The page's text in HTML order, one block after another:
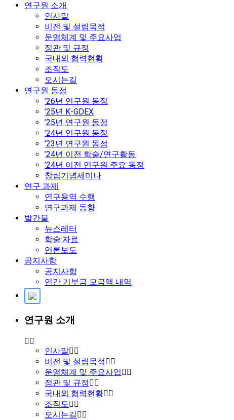
연구원 소개
인사말
비전 및 설립목적
운영체계 및 주요사업
정관 및 규정
국내외 협력현황
조직도
오시는길
연구원 동정
’26년 연구원 동정
’25년 K-GDEX
’25년 연구원 동정
’24년 연구원 동정
’23년 연구원 동정
’24년 이전 학술/연구활동
’24년 이전 연구원 주요 동정
창립기념세미나
연구 과제
연구용역 수행
연구과제 동향
발간물
뉴스레터
학술·자료
언론보도
공지사항
공지사항
연간 기부금 모금액 내역
연구원 소개
인사말
비전 및 설립목적
운영체계 및 주요사업
정관 및 규정
국내외 협력현황
조직도
오시는길